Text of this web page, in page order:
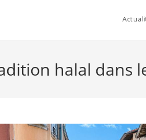
halal dans